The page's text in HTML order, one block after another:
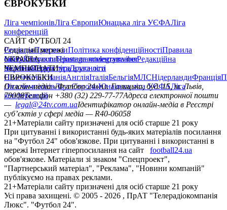
ЄВРОКУБКИ
Ліга чемпіонівЛіга ЄвропиЮнацька ліга УЄФАЛіга
конференцій
САЙТ ФУТБОЛ 24
РедакціяПрогнозиПолітика конфіденційностіПравила
сайтуКонтактиПравила коментуванняРедакційна
політикаСтруктура власності
Соціальні мережі
facebookxyoutubeinstagramtelegramviber
УКРАЇНА
УкраїнаПерша лігаДруга ліга
ЧЕМПІОНАТИ
НімеччинаІспаніяАнгліяІталіяБельгіяМЛСНідерландиФранція
ЄВРОКУБКИ
Ліга чемпіонівЛіга ЄвропиЮнацька ліга УЄФАЛіга
конференцій
Онлайн-медіа «Футбол 24»пл. Галицька, буд. 15, м. Львів,
79008Телефон +380 (32) 229-77-77Адреса електронної пошти
— legal@24tv.com.uaІдентифікатор онлайн-медіа в Реєстрі
суб’єктів у сфері медіа — R40-06058
21+Матеріали сайту призначені для осіб старше 21 року
При цитуванні і використанні будь-яких матеріалів посилання
на "Футбол 24" обов'язкове. При цитуванні і використанні в
мережі Інтернет гіперпосилання на сайт
football24.ua
обов'язкове. Матеріали зі знаком "Спецпроект",
"Партнерський матеріал", "Реклама", "Новини компаній"
публікуємо на правах реклами.
21+Матеріали сайту призначені для осіб старше 21 року
Усi права захищенi. © 2005 - 2026 , ПрАТ "Телерадіокомпанія
Люкс". "Футбол 24".